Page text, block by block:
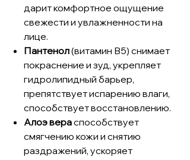
дарит комфортное ощущение
свежести и увлажненности на
лице.
Пантенол(витамин B5) снимает
покраснение и зуд, укрепляет
гидролипидный барьер,
препятствует испарению влаги,
способствует восстановлению.
Алоэ вераспособствует
смягчению кожи и снятию
раздражений, ускоряет